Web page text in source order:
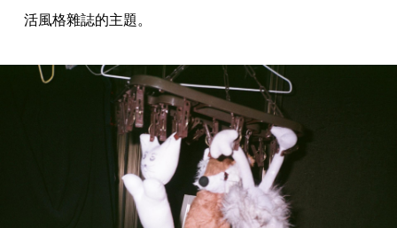
活風格雜誌的主題。